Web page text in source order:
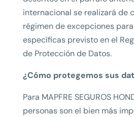
internacional se realizará de
régimen de excepciones
específicas previsto en el
de Protección de Datos.
¿Cómo protegemos sus
Para MAPFRE SEGUROS
personas son el bien más